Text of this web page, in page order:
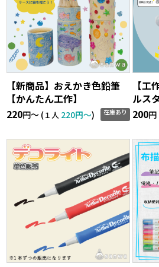
【新商品】おえかき色鉛筆
【かんたん工作】
220円〜 (１人 220円〜) 在庫あり
【工
ルス
200円